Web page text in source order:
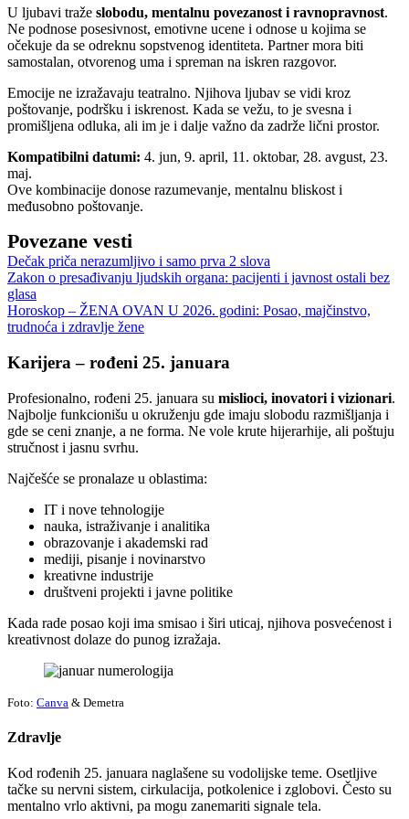
U ljubavi traže slobodu, mentalnu povezanost i ravnopravnost.
Ne podnose posesivnost, emotivne ucene i odnose u kojima se
očekuje da se odreknu sopstvenog identiteta. Partner mora biti
samostalan, otvorenog uma i spreman na iskren razgovor.
Emocije ne izražavaju teatralno. Njihova ljubav se vidi kroz
poštovanje, podršku i iskrenost. Kada se vežu, to je svesna i
promišljena odluka, ali im je i dalje važno da zadrže lični prostor.
Kompatibilni datumi: 4. jun, 9. april, 11. oktobar, 28. avgust, 23.
maj.
Ove kombinacije donose razumevanje, mentalnu bliskost i
međusobno poštovanje.
Povezane vesti
Dečak priča nerazumljivo i samo prva 2 slova
Zakon o presađivanju ljudskih organa: pacijenti i javnost ostali bez
glasa
Horoskop – ŽENA OVAN U 2026. godini: Posao, majčinstvo,
trudnoća i zdravlje žene
Karijera – rođeni 25. januara
Profesionalno, rođeni 25. januara su mislioci, inovatori i vizionari.
Najbolje funkcionišu u okruženju gde imaju slobodu razmišljanja i
gde se ceni znanje, a ne forma. Ne vole krute hijerarhije, ali poštuju
stručnost i jasnu svrhu.
Najčešće se pronalaze u oblastima:
IT i nove tehnologije
nauka, istraživanje i analitika
obrazovanje i akademski rad
mediji, pisanje i novinarstvo
kreativne industrije
društveni projekti i javne politike
Kada rade posao koji ima smisao i širi uticaj, njihova posvećenost i
kreativnost dolaze do punog izražaja.
Foto: Canva & Demetra
Zdravlje
Kod rođenih 25. januara naglašene su vodolijske teme. Osetljive
tačke su nervni sistem, cirkulacija, potkolenice i zglobovi. Često su
mentalno vrlo aktivni, pa mogu zanemariti signale tela.